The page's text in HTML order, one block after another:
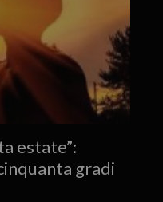
estate”:
gradi